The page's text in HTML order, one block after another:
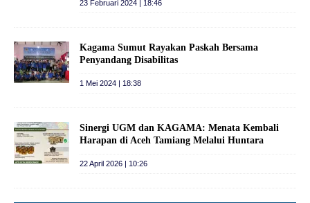
23 Februari 2024 | 18:46
Kagama Sumut Rayakan Paskah Bersama
Penyandang Disabilitas
1 Mei 2024 | 18:38
Sinergi UGM dan KAGAMA: Menata Kembali
Harapan di Aceh Tamiang Melalui Huntara
22 April 2026 | 10:26